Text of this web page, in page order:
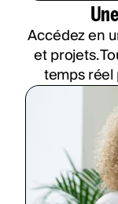
Accédez en
et projets.
temps